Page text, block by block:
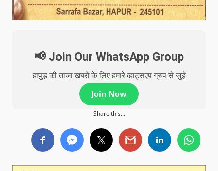
📢 Join Our WhatsApp Group
हापुड़ की ताजा खबरों के लिए हमारे व्हाट्सएप ग्रुप से जुड़े
Join Now
Share this...